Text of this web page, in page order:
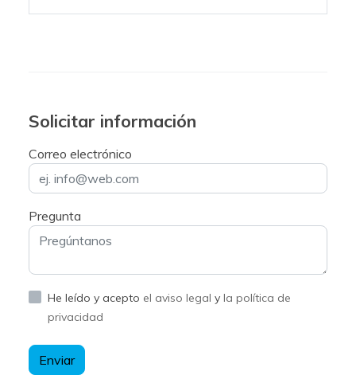
Solicitar información
Correo electrónico
Pregunta
He leído y acepto el aviso legal y la política de
privacidad
Enviar